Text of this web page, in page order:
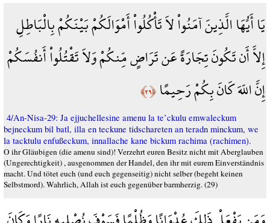
يَا أَيُّهَا الَّذِينَ آمَنُواْ لاَ تَأْكُلُواْ أَمْوَالَكُمْ بَيْنَكُمْ بِالْبَاطِلِ
إِلاَّ أَن تَكُونَ تِجَارَةً عَن تَرَاضٍ مِّنكُمْ وَلاَ تَقْتُلُواْ أَنفُسَكُمْ
إِنَّ اللّهَ كَانَ بِكُمْ رَحِيمًا﴿٢٩﴾
4/An-Nisa-29: Ja ejjuchellesine amenu la te’ckulu emwaleckum
bejneckum bil batl, illa en teckune tidschareten an teradn minckum, we
la tacktulu enfußeckum, innallache kane bickum rachima (rachimen).
O ihr Gläubigen (die amenu sind)! Verzehrt euren Besitz nicht mit Aberglauben
(Ungerechtigkeit) , ausgenommen der Handel, den ihr mit eurem Einverständnis
macht. Und tötet euch (und euch gegenseitig) nicht selber (begeht keinen
Selbstmord). Wahrlich, Allah ist euch gegenüber barmherzig. (29)